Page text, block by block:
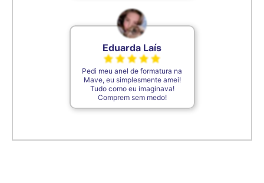
Eduarda Laís
Pedi meu anel de formatura na
Mave, eu simplesmente amei!
Tudo como eu imaginava!
Comprem sem medo!